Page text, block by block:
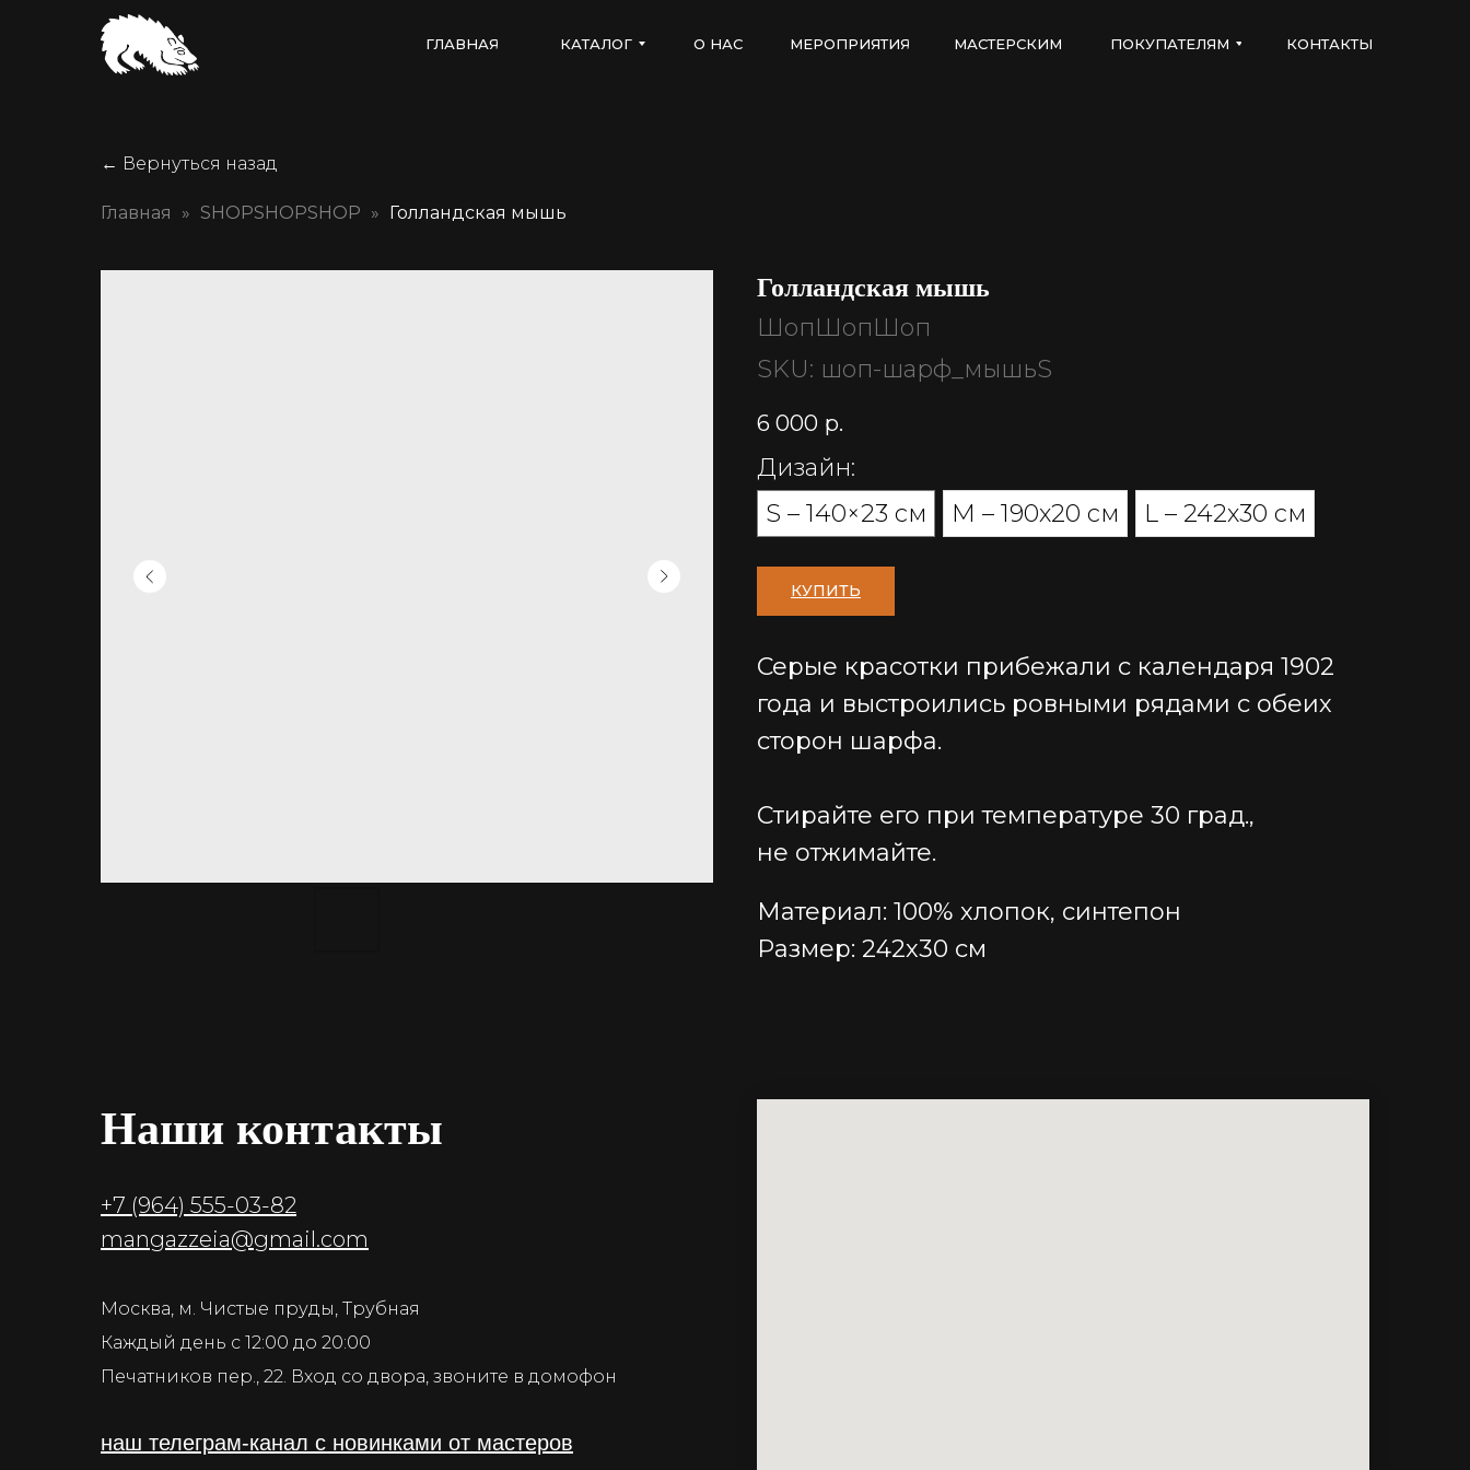
МАСТЕРСКИМ
О НАС МЕРОПРИЯТИЯ
КАТАЛОГ
ГЛАВНАЯ КОНТАКТЫ
ПОКУПАТЕЛЯМ
← Вернуться назад
Главная SHOPSHOPSHOP Голландская мышь
Голландская мышь
ШопШопШоп
SKU: шоп-шарф_мышьS
6 000 р.
Дизайн:
S – 140×23 см
М – 190х20 см L – 242х30 см
КУПИТЬ
Серые красотки прибежали с календаря 1902
года и выстроились ровными рядами с обеих
сторон шарфа.
Стирайте его при температуре 30 град.,
не отжимайте.
Материал: 100% хлопок, синтепон
Размер: 242х30 см
Наши контакты
+7 (964) 555-03-82
mangazzeia@gmail.com
Москва, м. Чистые пруды, Трубная
Каждый день с 12:00 до 20:00
Печатников пер., 22. Вход со двора, звоните в домофон
наш телеграм-канал с новинками от мастеров